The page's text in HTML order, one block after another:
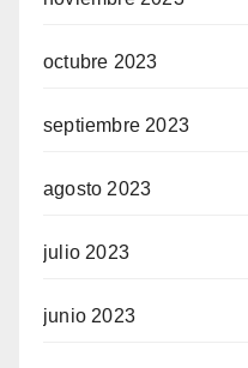
octubre 2023
septiembre 2023
agosto 2023
julio 2023
junio 2023